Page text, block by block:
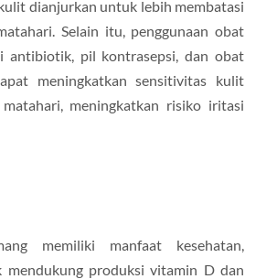
dianjurkan untuk lebih membatasi
Selain itu, penggunaan obat
antibiotik, pil kontrasepsi, dan obat
meningkatkan sensitivitas kulit
meningkatkan risiko iritasi
memiliki manfaat kesehatan,
mendukung produksi vitamin D dan